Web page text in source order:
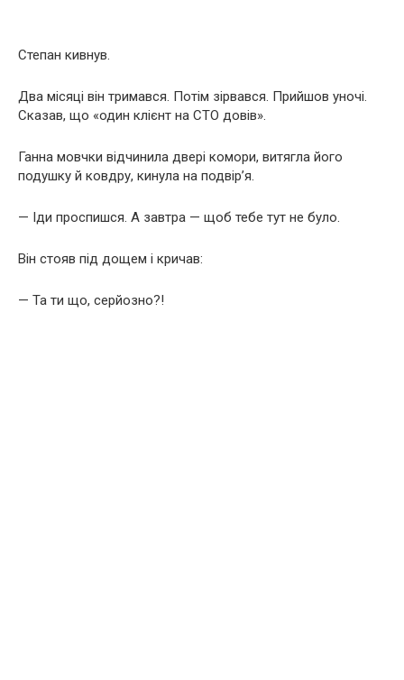
Степан кивнув.
Два місяці він тримався. Потім зірвався. Прийшов уночі.
Сказав, що «один клієнт на СТО довів».
Ганна мовчки відчинила двері комори, витягла його
подушку й ковдру, кинула на подвір’я.
— Іди проспишся. А завтра — щоб тебе тут не було.
Він стояв під дощем і кричав:
— Та ти що, серйозно?!